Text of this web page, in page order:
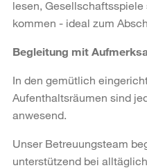
lesen,
kommen - ideal zum
Begleitung mit
In den gemütlich
Aufenthaltsräumen sind
anwesend.
Unser Betreuungsteam
unterstützend bei